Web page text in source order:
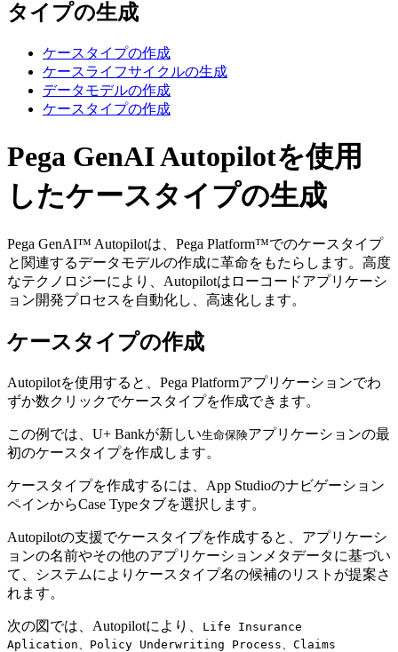
タイプの生成
ケースタイプの作成
ケースライフサイクルの生成
データモデルの作成
ケースタイプの作成
Pega GenAI Autopilotを使用
したケースタイプの生成
Pega GenAI™ Autopilotは、Pega Platform™でのケースタイプ
と関連するデータモデルの作成に革命をもたらします。高度
なテクノロジーにより、Autopilotはローコードアプリケーシ
ョン開発プロセスを自動化し、高速化します。
ケースタイプの作成
Autopilotを使用すると、Pega Platformアプリケーションでわ
ずか数クリックでケースタイプを作成できます。
この例では、U+ Bankが新しい生命保険アプリケーションの最
初のケースタイプを作成します。
ケースタイプを作成するには、App Studioのナビゲーション
ペインからCase Typeタブを選択します。
Autopilotの支援でケースタイプを作成すると、アプリケーシ
ョンの名前やその他のアプリケーションメタデータに基づい
て、システムによりケースタイプ名の候補のリストが提案さ
れます。
次の図では、Autopilotにより、
Life Insurance
Aplication、Policy Underwriting Process、Claims